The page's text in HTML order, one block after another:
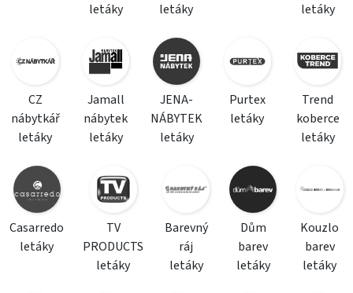
letáky
letáky
letáky
CZ
nábytkář
letáky
Jamall
nábytek
letáky
JENA-
NÁBYTEK
letáky
Purtex
letáky
Trend
koberce
letáky
Casarredo
letáky
TV
PRODUCTS
letáky
Barevný
ráj
letáky
Dům
barev
letáky
Kouzlo
barev
letáky